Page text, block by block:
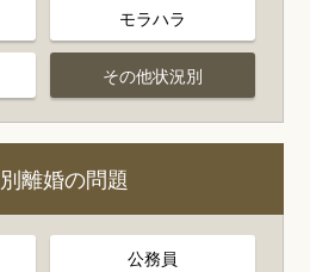
モラハラ
その他状況別
離婚の問題
公務員